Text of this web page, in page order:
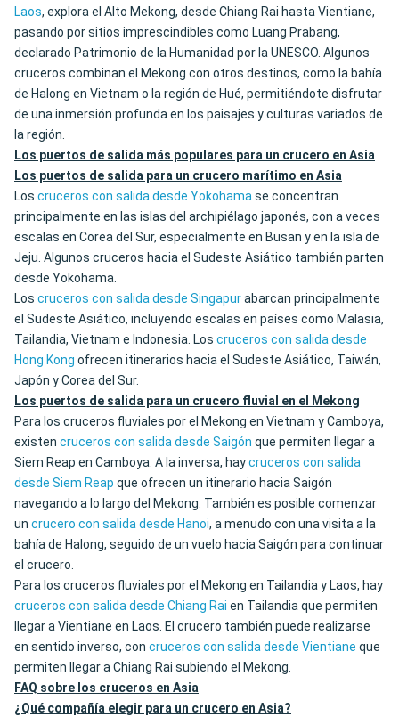
Laos, explora el Alto Mekong, desde Chiang Rai hasta Vientiane,
pasando por sitios imprescindibles como Luang Prabang,
declarado Patrimonio de la Humanidad por la UNESCO. Algunos
cruceros combinan el Mekong con otros destinos, como la bahía
de Halong en Vietnam o la región de Hué, permitiéndote disfrutar
de una inmersión profunda en los paisajes y culturas variados de
la región.
Los puertos de salida más populares para un crucero en Asia
Los puertos de salida para un crucero marítimo en Asia
Los cruceros con salida desde Yokohamase concentran
principalmente en las islas del archipiélago japonés, con a veces
escalas en Corea del Sur, especialmente en Busan y en la isla de
Jeju. Algunos cruceros hacia el Sudeste Asiático también parten
desde Yokohama.
Los cruceros con salida desde Singapurabarcan principalmente
el Sudeste Asiático, incluyendo escalas en países como Malasia,
Tailandia, Vietnam e Indonesia. Los cruceros con salida desde
Hong Kong ofrecen itinerarios hacia el Sudeste Asiático, Taiwán,
Japón y Corea del Sur.
Los puertos de salida para un crucero fluvial en el Mekong
Para los cruceros fluviales por el Mekong en Vietnam y Camboya,
existen cruceros con salida desde Saigón que permiten llegar a
Siem Reap en Camboya. A la inversa, haycruceros con salida
desde Siem Reap que ofrecen un itinerario hacia Saigón
navegando a lo largo del Mekong. También es posible comenzar
un crucero con salida desde Hanoi, a menudo con una visita a la
bahía de Halong, seguido de un vuelo hacia Saigón para continuar
el crucero.
Para los cruceros fluviales por el Mekong en Tailandia y Laos, hay
cruceros con salida desde Chiang Rai en Tailandia que permiten
llegar a Vientiane en Laos. El crucero también puede realizarse
en sentido inverso, con cruceros con salida desde Vientiane que
permiten llegar a Chiang Rai subiendo el Mekong.
FAQ sobre los cruceros en Asia
¿Qué compañía elegir para un crucero en Asia?